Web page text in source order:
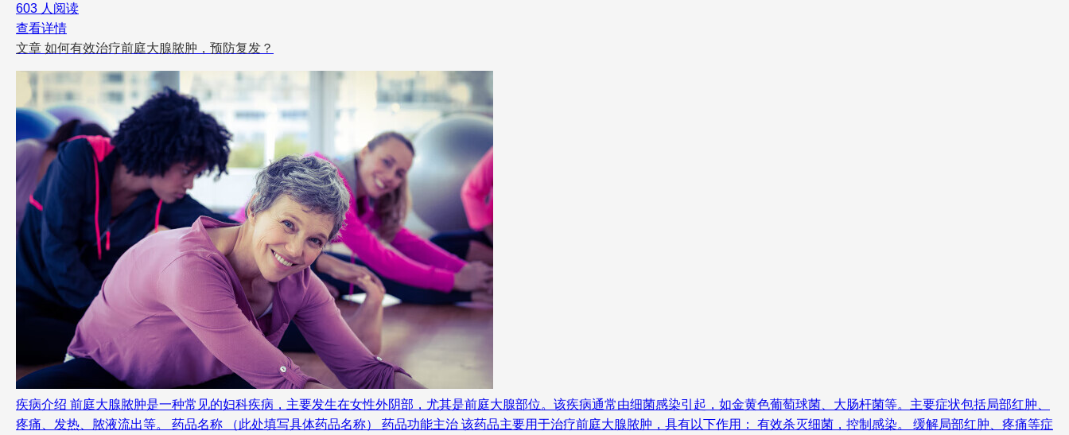
603 人阅读
查看详情
文章 如何有效治疗前庭大腺脓肿，预防复发？
疾病介绍 前庭大腺脓肿是一种常见的妇科疾病，主要发生在女性外阴部，尤其是前庭大腺部位。该疾病通常由细菌感染引起，如金黄色葡萄球菌、大肠杆菌等。主要症状包括局部红肿、
疼痛、发热、脓液流出等。 药品名称 （此处填写具体药品名称） 药品功能主治 该药品主要用于治疗前庭大腺脓肿，具有以下作用： 有效杀灭细菌，控制感染。 缓解局部红肿、疼痛等症